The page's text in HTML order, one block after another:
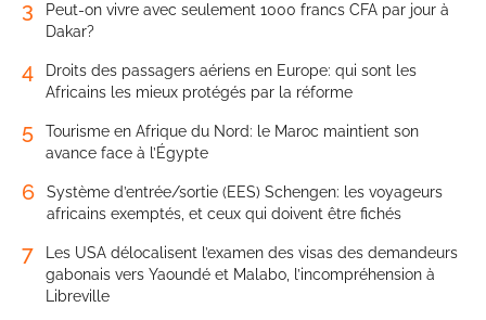
3
Peut-on vivre avec seulement 1000 francs CFA par jour à
Dakar?
4
Droits des passagers aériens en Europe: qui sont les
Africains les mieux protégés par la réforme
5
Tourisme en Afrique du Nord: le Maroc maintient son
avance face à l’Égypte
6
Système d’entrée/sortie (EES) Schengen: les voyageurs
africains exemptés, et ceux qui doivent être fichés
7
Les USA délocalisent l’examen des visas des demandeurs
gabonais vers Yaoundé et Malabo, l’incompréhension à
Libreville